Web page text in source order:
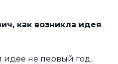
как возникла идея
идее не первый год.